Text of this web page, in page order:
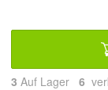
3 Auf Lager 6